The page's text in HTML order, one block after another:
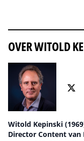
OVER WITOLD
Witold Kepinski
Director Content van